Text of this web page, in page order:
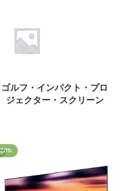
ゴルフ・インパクト・プロ
ジェクター・スクリーン